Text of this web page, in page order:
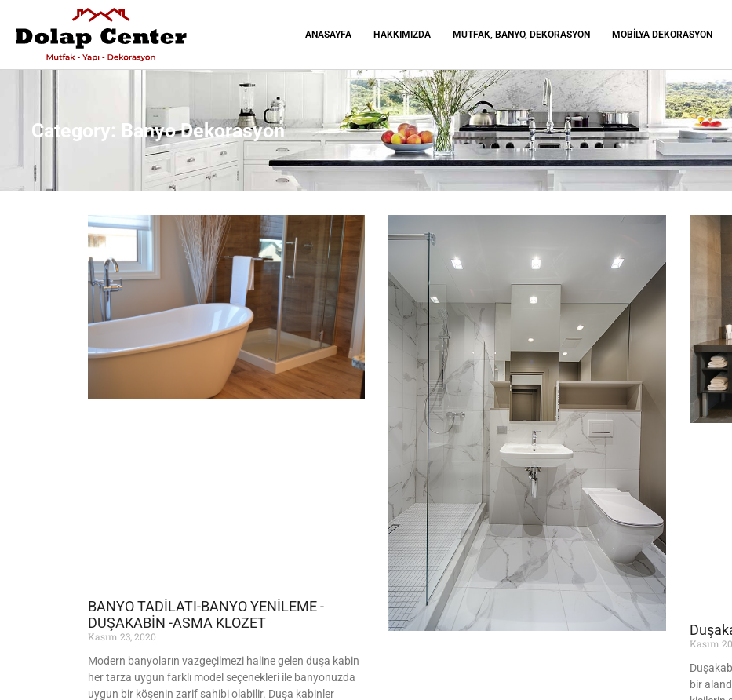
ANASAYFA HAKKIMIZDA MUTFAK, BANYO, DEKORASYON MOBILYA DEKORASYON
Category: Banyo Dekorasyon
BANYO TADİLATI-BANYO YENİLEME -
DUŞAKABİN -ASMA KLOZET
Kasım 23, 2020
Modern banyoların vazgeçilmezi haline gelen duşa kabin
her tarza uygun farklı model seçenekleri ile banyonuzda
uygun bir köşenin zarif sahibi olabilir. Duşa kabinler
Kasım
bir